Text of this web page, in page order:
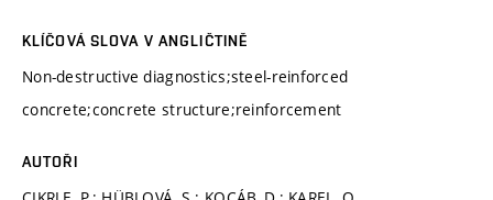
KLÍČOVÁ SLOVA V ANGLIČTINĚ
Non-destructive diagnostics;steel-reinforced
concrete;concrete structure;reinforcement
AUTOŘI